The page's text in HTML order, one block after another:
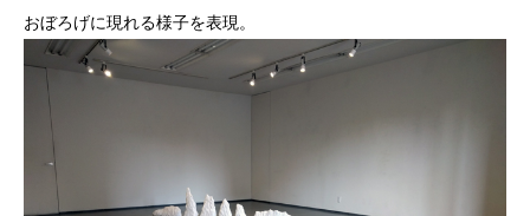
おぼろげに現れる様子を表現。